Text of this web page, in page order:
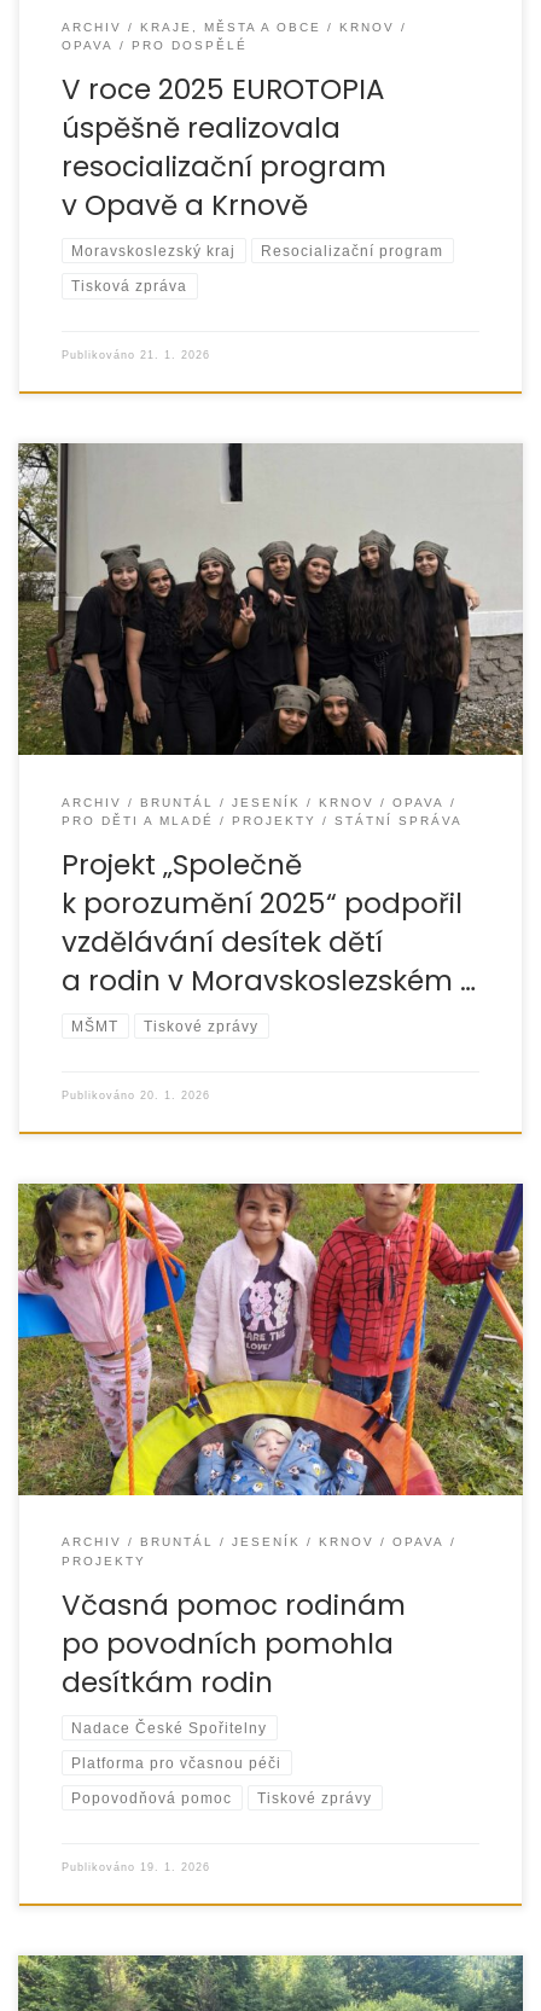
ARCHIV KRAJE, MĚSTA A OBCE
KRNOV
OPAVA
PRO DOSPĚLÉ
V roce 2025 EUROTOPIA
úspěšně realizovala
resocializační program
v Opavě a Krnově
Moravskoslezský kraj Resocializační program
Tisková zpráva
Publikováno 21. 1. 2026
Organizace EUROTOPIA.CZ, o.p.s. v průběhu roku 2025
realizovala projekt „Společně k porozumění 2025“, jehož
cílem bylo podpořit vzdělávání dětí ze sociálně
znevýhodněného
ARCHIV BRUNTÁL JESENÍK KRNOV
OPAVA
PRO DĚTI A MLADÉ
PROJEKTY STÁTNÍ SPRÁVA
Projekt „Společně
k porozumění 2025“ podpořil
vzdělávání desítek dětí
a rodin v Moravskoslezském …
MŠMT Tiskové zprávy
Publikováno 20. 1. 2026
Díky finanční podpoře Nadace České spořitelny
a Platformy pro včasnou péči realizovala organizace
EUROTOPIA.CZ, o.p.s. v období od září 2024 do prosince
ARCHIV BRUNTÁL JESENÍK KRNOV
OPAVA
PROJEKTY
Včasná pomoc rodinám
po povodních pomohla
desítkám rodin
Nadace České Spořitelny
Platforma pro včasnou péči
Popovodňová pomoc Tiskové zprávy
Publikováno 19. 1. 2026